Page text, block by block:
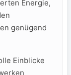
Energie,‍
genügend
Einblicke